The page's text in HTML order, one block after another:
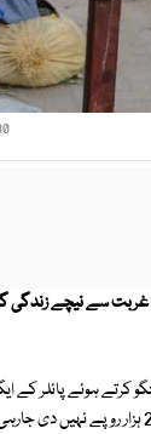
80 فیصد مزدوروںکو کم کم از کم تنخواہ 25